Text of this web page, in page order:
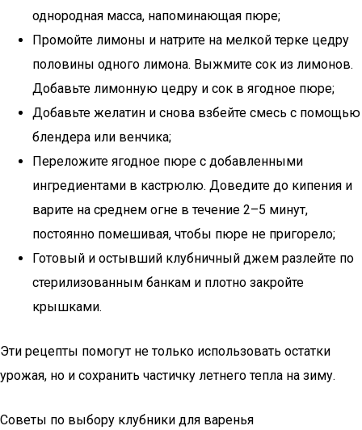
однородная масса, напоминающая пюре;
Промойте лимоны и натрите на мелкой терке цедру
половины одного лимона. Выжмите сок из лимонов.
Добавьте лимонную цедру и сок в ягодное пюре;
Добавьте желатин и снова взбейте смесь с помощью
блендера или венчика;
Переложите ягодное пюре с добавленными
ингредиентами в кастрюлю. Доведите до кипения и
варите на среднем огне в течение 2–5 минут,
постоянно помешивая, чтобы пюре не пригорело;
Готовый и остывший клубничный джем разлейте по
стерилизованным банкам и плотно закройте
крышками.
Эти рецепты помогут не только использовать остатки
урожая, но и сохранить частичку летнего тепла на зиму.
Советы по выбору клубники для варенья